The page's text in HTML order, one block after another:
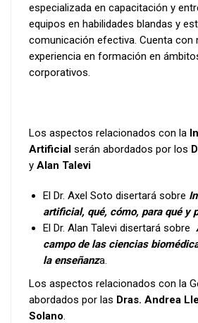
especializada en capacitación y
equipos en habilidades blandas y
comunicación efectiva. Cuenta con
experiencia en formación en
corporativos.
Los aspectos relacionados con la
Artificial serán abordados por los
y Alan Talevi
El Dr. Axel Soto disertará sobre
artificial, qué, cómo, para qué y
El Dr. Alan Talevi disertará sobre
campo de las ciencias
la enseñanza.
Los aspectos relacionados con la
abordados por las Dras. Andrea
Solano.